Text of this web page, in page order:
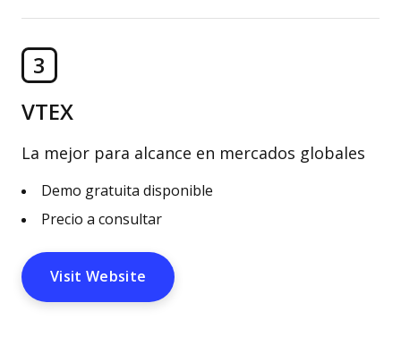
3
VTEX
La mejor para alcance en mercados globales
Demo gratuita disponible
Precio a consultar
Visit Website